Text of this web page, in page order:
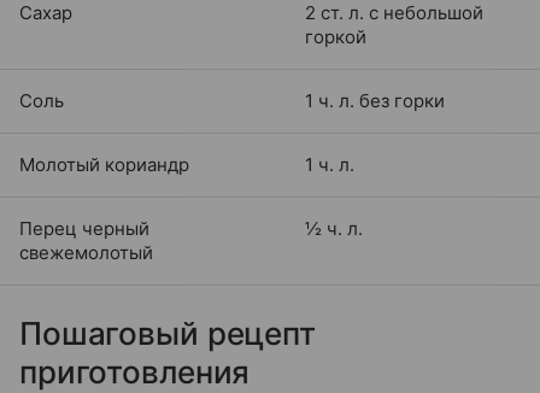
Сахар
2 ст. л. с небольшой
горкой
Соль 1 ч. л. без горки
Молотый кориандр 1 ч. л.
Перец черный
свежемолотый
½ ч. л.
Пошаговый рецепт
приготовления